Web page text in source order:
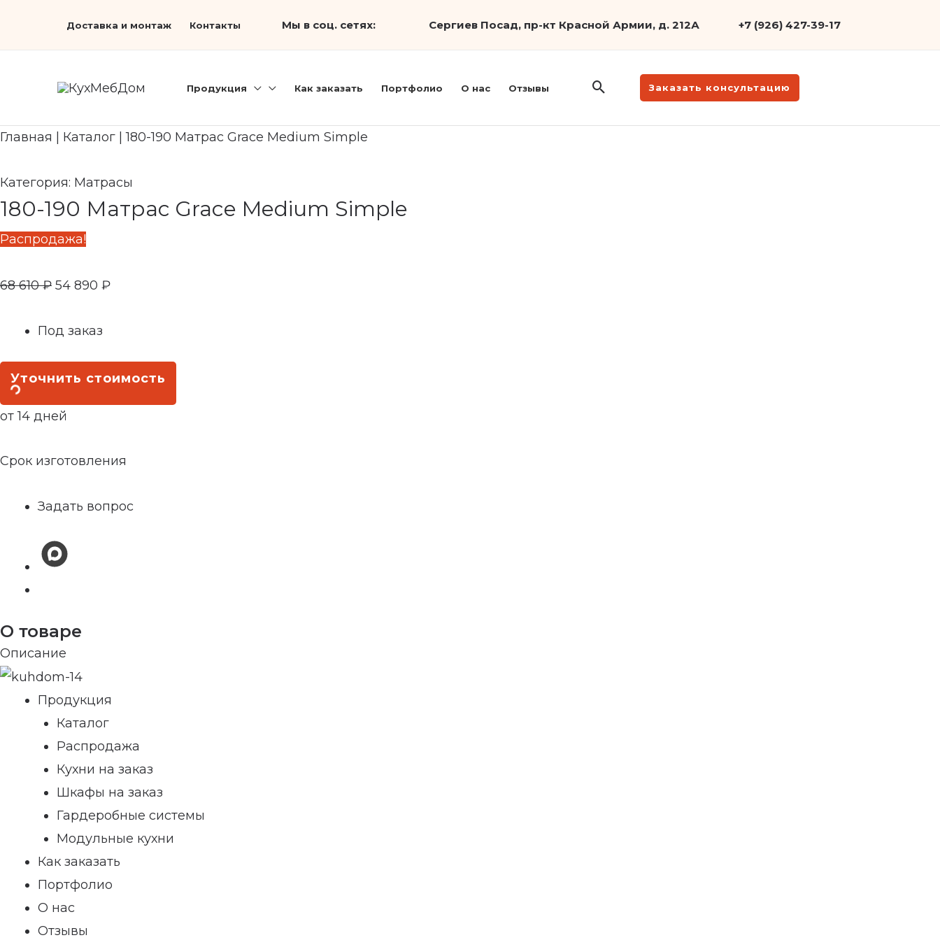
Доставка и монтаж Контакты Мы в соц. сетях: Сергиев Посад, пр-кт Красной Армии, д. 212А +7 (926) 427-39-17
Продукция Как заказать Портфолио О нас Отзывы Заказать консультацию
Главная Каталог |180-190 Матрас Grace Medium Simple
Категория: Матрасы
180-190 Матрас Grace Medium Simple
Распродажа!
68 610₽
цена
68
54 890 ₽
цена:
890 ₽.
Под заказ
Уточнить стоимость
от 14 дней
Срок изготовления
Задать вопрос
О товаре
Описание
Продукция
Каталог
Распродажа
Кухни на заказ
Шкафы на заказ
Гардеробные системы
Модульные кухни
Как заказать
Портфолио
О нас
Отзывы